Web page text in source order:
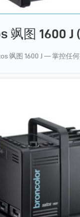
飒图 1600 J
飒图 1600 J — 掌控任